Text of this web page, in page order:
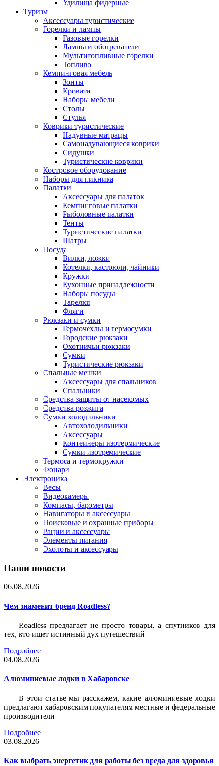
Удилища фидерные
Туризм
Аксессуары туристические
Горелки и лампы
Газовые горелки
Лампы и обогреватели
Мультитопливные горелки
Топливо
Кемпинговая мебель
Зонты
Кровати
Наборы мебели
Столы
Стулья
Коврики туристические
Надувные матрацы
Самонадувающиеся коврики
Сидушки
Туристические коврики
Костровое оборудование
Наборы для пикника
Палатки
Аксессуары для палаток
Кемпинговые палатки
Рыболовные палатки
Тенты
Туристические палатки
Шатры
Посуда
Вилки, ложки
Котелки, кастрюли, чайники
Кружки
Кухонные принадлежности
Наборы посуды
Тарелки
Фляги
Рюкзаки и сумки
Гермочехлы и гермосумки
Городские рюкзаки
Охотничьи рюкзаки
Сумки
Туристические рюкзаки
Спальные мешки
Аксессуары для спальников
Спальники
Средства защиты от насекомых
Средства розжига
Сумки-холодильники
Автохолодильники
Аксессуары
Контейнеры изотермические
Сумки изотремические
Термоса и термокружки
Фонари
Электроника
Весы
Видеокамеры
Компасы, барометры
Навигаторы и аксессуары
Поисковые и охранные приборы
Рации и аксессуары
Элементы питания
Эхолоты и аксессуары
Наши новости
06.08.2026
Чем знаменит бренд Roadless?
Roadless предлагает не просто товары, а спутников для
тех, кто ищет истинный дух путешествий
Подробнее
04.08.2026
Алюминиевые лодки в Хабаровске
В этой статье мы расскажем, какие алюминиевые лодки
предлагают хабаровским покупателям местные и федеральные
производители
Подробнее
03.08.2026
Как выбрать энергетик для работы без вреда для здоровья